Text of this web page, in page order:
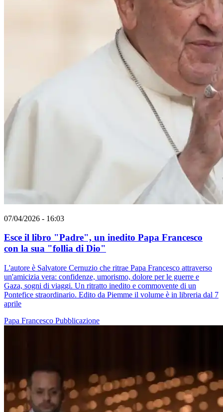
07/04/2026 - 16:03
Esce il libro "Padre", un inedito Papa Francesco
con la sua "follia di Dio"
L'autore è Salvatore Cernuzio che ritrae Papa Francesco attraverso
un'amicizia vera: confidenze, umorismo, dolore per le guerre e
Gaza, sogni di viaggi. Un ritratto inedito e commovente di un
Pontefice straordinario. Edito da Piemme il volume è in libreria dal 7
aprile
Papa Francesco Pubblicazione